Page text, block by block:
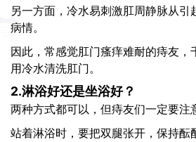
另一方面，冷水易刺激肛周静脉从引
病情。
因此，常感觉肛门瘙痒难耐的痔友，
用冷水清洗肛门。
2.淋浴好还是坐浴好？
两种方式都可以，但痔友们一定要注
站着淋浴时，要把双腿张开，保持酝